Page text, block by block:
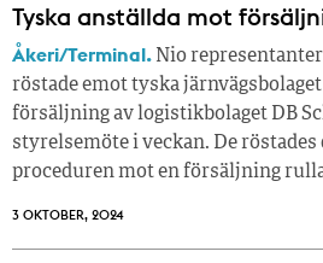
Tyska anställda mot
Åkeri/Terminal. Nio
röstade emot tyska
försäljning av logistikbolaget DB
styrelsemöte i veckan. De röstades
proceduren mot en försäljning
3 OKTOBER, 2024